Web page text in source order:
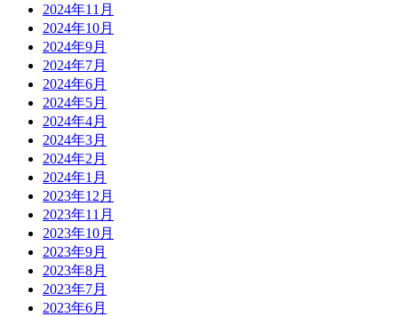
2024年11月
2024年10月
2024年9月
2024年7月
2024年6月
2024年5月
2024年4月
2024年3月
2024年2月
2024年1月
2023年12月
2023年11月
2023年10月
2023年9月
2023年8月
2023年7月
2023年6月